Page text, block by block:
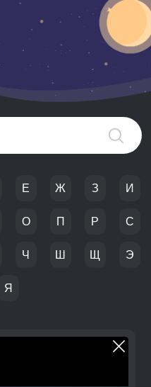
Е Ж З И
О П Р С
Ч Ш Щ Э
Я